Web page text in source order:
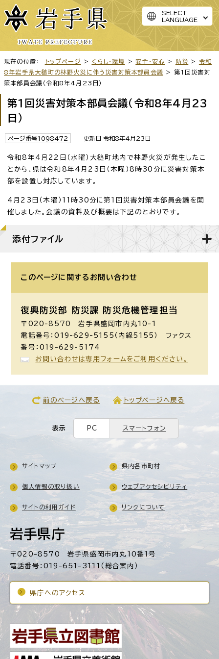
SELECT
LANGUAGE
現在の位置： トップページ > くらし・環境 >安全・安心 > 防災 > 令和
8年岩手県大槌町の林野火災に伴う災害対策本部員会議 > 第1回災害対
策本部員会議（令和8年4月23日）
第1回災害対策本部員会議（令和8年4月23
日）
ページ番号1098472 更新日 令和8年4月23日
令和8年4月22日（水曜）大槌町地内で林野火災が発生したこ
とから、県は令和8年4月23日（木曜）8時30分に災害対策本
部を設置し対応しています。
4月23日（木曜）11時30分に第1回災害対策本部員会議を開
催しました。会議の資料及び概要は下記のとおりです。
添付ファイル
このページに関する お問い合わせ
復興防災部 防災課 防災危機管理担当
〒020-8570 岩手県盛岡市内丸10-1
電話番号：019-629-5155（内線5155） ファクス
番号：019-629-5174
お問い合わせは専用フォームをご利用ください。
前のページへ戻る トップページへ戻る
表示 PC スマートフォン
岩手県庁
〒020-8570 岩手県盛岡市内丸10番1号
電話番号：019-651-3111（総合案内）
県庁へのアクセス
サイトマップ 県内各市町村
個人情報の取り扱い ウェブアクセシビリティ
サイトの利用ガイド リンクについて